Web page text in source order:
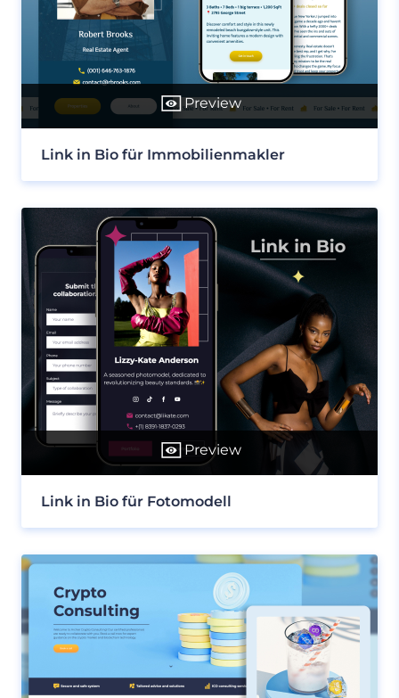
Preview
Link in Bio für Immobilienmakler
Preview
Link in Bio für Fotomodell